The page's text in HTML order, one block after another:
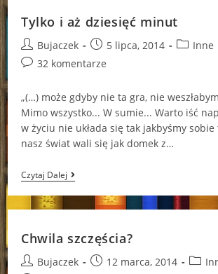
Tylko i aż dziesięć minut
Post
author:
Bujaczek
Post
published:
5 lipca, 2014
PostInne
Post32 komentarze
„(…) może gdyby nie ta gra, nie
Mimo wszystko... W sumie... Warto iść
w życiu nie układa się tak jakbyśmy sobie
nasz świat wali się jak domek z…
Czytaj DalejTylko
I
Aż
Dziesięć
Chwila szczęścia?
PostBujaczek
Post12 marca, 2014
Post